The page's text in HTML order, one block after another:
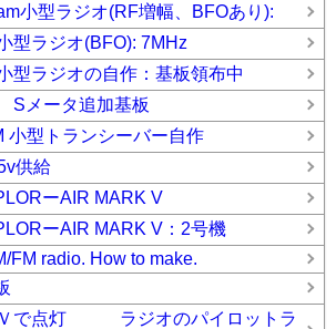
小型ラジオ(RF増幅、BFOあり):
型ラジオ(BFO): 7MHz
型ラジオの自作：基板領布中
Sメータ追加基板
小型トランシーバー自作
供給
ーAIR MARK V
ーAIR MARK V：2号機
FM radio. How to make.
で点灯 ラジオのパイロットラ